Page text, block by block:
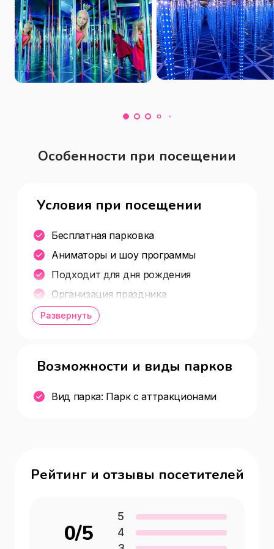
отправимся вперед за чудесами!
График работы:
Ежедневно с 10:00 до 20:00
Особенности при посещении
Условия при посещении
Бесплатная парковка
Аниматоры и шоу программы
Подходит для дня рождения
Организация праздника
Видео и фото съёмка
Развернуть
Возможности и виды парков
Вид парка: Парк с аттракционами
Рейтинг и отзывы посетителей
0/5
5
4